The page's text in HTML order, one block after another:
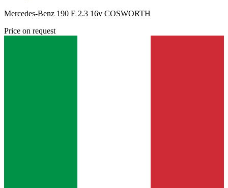
Mercedes-Benz 190 E 2.3 16v COSWORTH
Price on request